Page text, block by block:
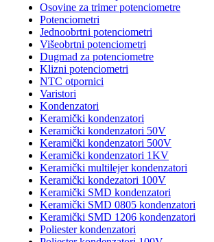
Osovine za trimer potenciometre
Potenciometri
Jednoobrtni potenciometri
Višeobrtni potenciometri
Dugmad za potenciometre
Klizni potenciometri
NTC otpornici
Varistori
Kondenzatori
Keramički kondenzatori
Keramički kondenzatori 50V
Keramički kondenzatori 500V
Keramički kondenzatori 1KV
Keramički multilejer kondenzatori
Keramički kondezatori 100V
Keramički SMD kondenzatori
Keramički SMD 0805 kondenzatori
Keramički SMD 1206 kondenzatori
Poliester kondenzatori